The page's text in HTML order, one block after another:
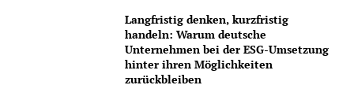
Langfristig denken, kurzfristig
handeln: Warum deutsche
Unternehmen bei der ESG-Umsetzung
hinter ihren Möglichkeiten
zurückbleiben